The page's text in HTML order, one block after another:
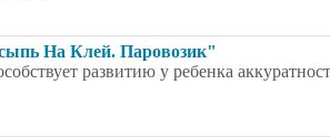
На Клей. Паровозик"
развитию у ребенка